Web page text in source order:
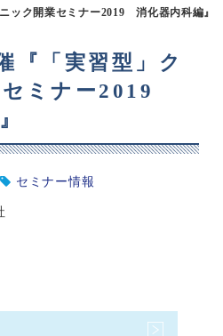
ック開業セミナー2019 消化器内科編』
『「実習型」ク
セミナー2019
セミナー情報